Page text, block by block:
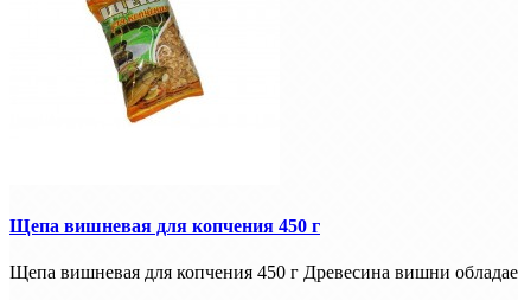
Щепа вишневая для копчения 450 г
Щепа вишневая для копчения 450 г Древесина вишни